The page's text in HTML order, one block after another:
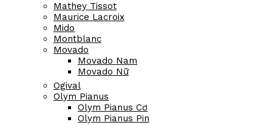
Mathey Tissot
Maurice Lacroix
Mido
Montblanc
Movado
Movado Nam
Movado Nữ
Ogival
Olym Pianus
Olym Pianus Cơ
Olym Pianus Pin